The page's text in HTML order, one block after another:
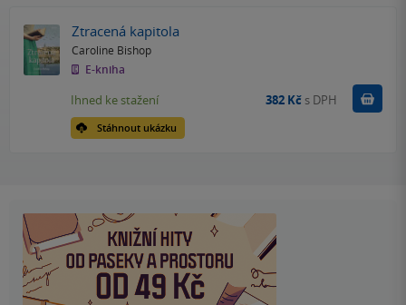
Ztracená kapitola
Caroline Bishop
E-kniha
Stáhnout ukázku
Ihned ke stažení 382 Kč s DPH Koupit